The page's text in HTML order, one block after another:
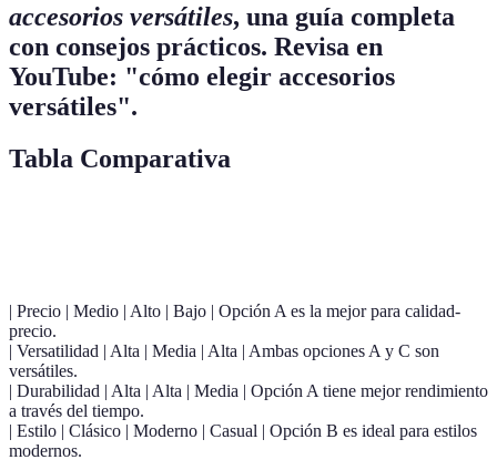
accesorios versátiles, una guía completa
con consejos prácticos. Revisa en
YouTube: "cómo elegir accesorios
versátiles".
Tabla Comparativa
| Precio | Medio | Alto | Bajo | Opción A es la mejor para calidad-
precio.
| Versatilidad | Alta | Media | Alta | Ambas opciones A y C son
versátiles.
| Durabilidad | Alta | Alta | Media | Opción A tiene mejor rendimiento
a través del tiempo.
| Estilo | Clásico | Moderno | Casual | Opción B es ideal para estilos
modernos.